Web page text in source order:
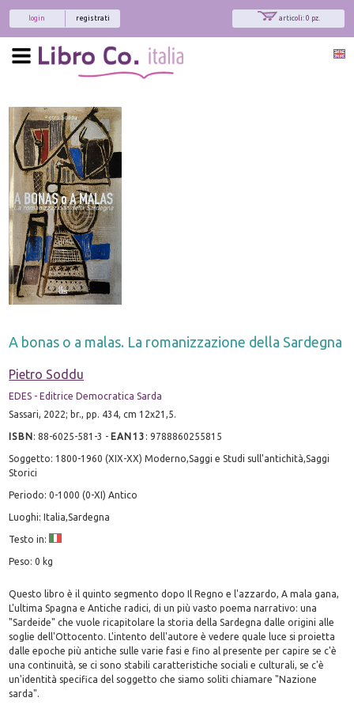
articoli: 0 pz.
registrati
login
A bonas o a malas. La romanizzazione della Sardegna
Pietro Soddu
EDES - Editrice Democratica Sarda
Sassari, 2022; br., pp. 434, cm 12x21,5.
ISBN:88-6025-581-3 - EAN13 :9788860255815
Soggetto: 1800-1960 (XIX-XX) Moderno,Saggi e Studi sull'antichità,Saggi
Storici
Periodo: 0-1000 (0-XI) Antico
Luoghi: Italia,Sardegna
Testo in:
Peso: 0 kg
Questo libro è il quinto segmento dopo Il Regno e l'azzardo, A mala gana,
L'ultima Spagna e Antiche radici, di un più vasto poema narrativo: una
"Sardeide" che vuole ricapitolare la storia della Sardegna dalle origini alle
soglie dell'Ottocento. L'intento dell'autore è vedere quale luce si proietta
dalle epoche più antiche sulle varie fasi e fino al presente per capire se c'è
una continuità, se ci sono stabili caratteristiche sociali e culturali, se c'è
un'identità specifica del soggetto che siamo soliti chiamare "Nazione
sarda".